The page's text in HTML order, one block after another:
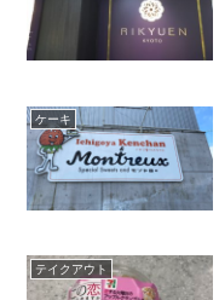
ケーキ
テイクアウト